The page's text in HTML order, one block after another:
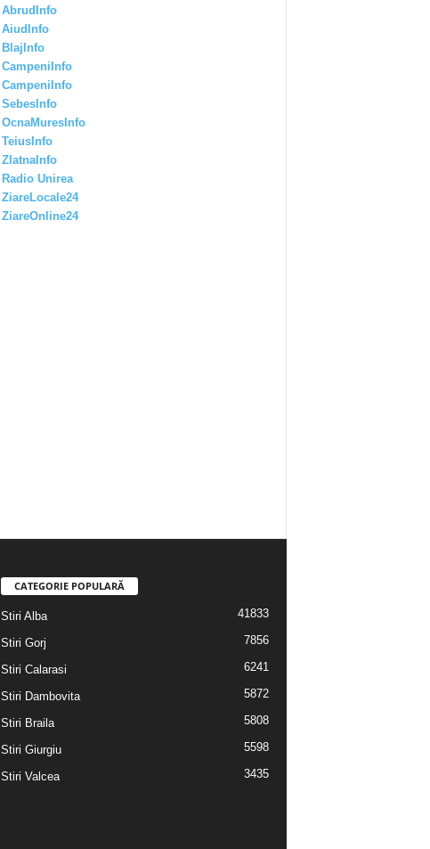
AbrudInfo
AiudInfo
BlajInfo
CampeniInfo
CampeniInfo
SebesInfo
OcnaMuresInfo
TeiusInfo
ZlatnaInfo
Radio Unirea
ZiareLocale24
ZiareOnline24
CATEGORIE POPULARĂ
Stiri Alba 41833
Stiri Gorj 7856
Stiri Calarasi 6241
Stiri Dambovita 5872
Stiri Braila 5808
Stiri Giurgiu 5598
Stiri Valcea 3435